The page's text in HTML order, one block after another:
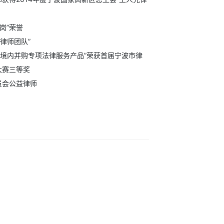
”荣誉
师团队”
内并购专项法律服务产品”荣获首届宁波市律
赛三等奖
会公益律师